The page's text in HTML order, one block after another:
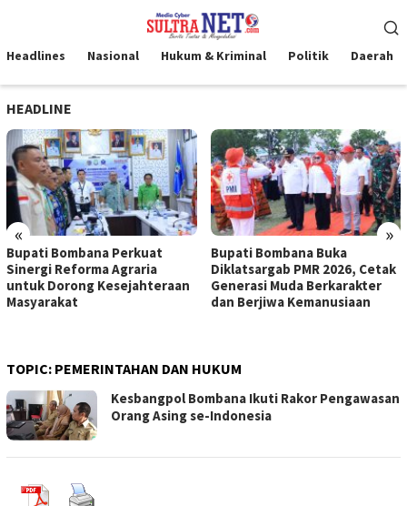
kontenMobile
Headlines Nasional Hukum & Kriminal Politik Daerah
HEADLINE
« »
Bupati Bombana Perkuat
Sinergi Reforma Agraria
untuk Dorong Kesejahteraan
Masyarakat
Bupati Bombana Buka
Diklatsargab PMR 2026, Cetak
Generasi Muda Berkarakter
dan Berjiwa Kemanusiaan
TOPIC: PEMERINTAHAN DAN HUKUM
Kesbangpol Bombana Ikuti Rakor Pengawasan
Orang Asing se-Indonesia